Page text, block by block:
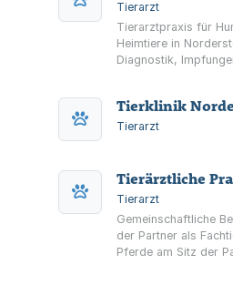
Tierarzt
Tierarztpraxis für
Heimtiere in
Diagnostik,
Termine nach
Vereinbarung.
Tierarzt
Tierarzt
Gemeinschaftliche
der Partner als
Pferde am Sitz der